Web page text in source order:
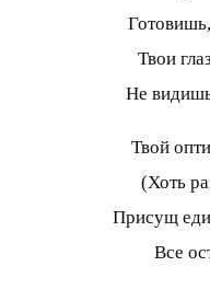
Твои
Не
Твой
(Хоть
Присущ
Все